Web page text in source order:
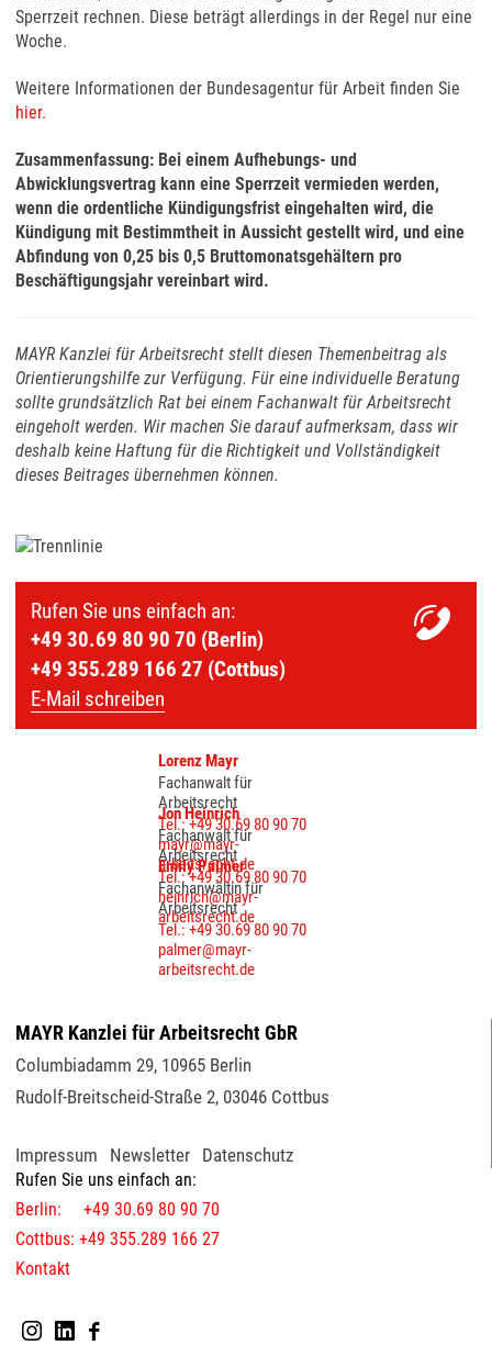
Sperrzeit rechnen. Diese beträgt allerdings in der Regel nur eine
Woche.
Weitere Informationen der Bundesagentur für Arbeit finden Sie
hier.
Zusammenfassung: Bei einem Aufhebungs- und
Abwicklungsvertrag kann eine Sperrzeit vermieden werden,
wenn die ordentliche Kündigungsfrist eingehalten wird, die
Kündigung mit Bestimmtheit in Aussicht gestellt wird, und eine
Abfindung von 0,25 bis 0,5 Bruttomonatsgehältern pro
Beschäftigungsjahr vereinbart wird.
MAYR Kanzlei für Arbeitsrecht stellt diesen Themenbeitrag als
Orientierungshilfe zur Verfügung. Für eine individuelle Beratung
sollte grundsätzlich Rat bei einem Fachanwalt für Arbeitsrecht
eingeholt werden. Wir machen Sie darauf aufmerksam, dass wir
deshalb keine Haftung für die Richtigkeit und Vollständigkeit
dieses Beitrages übernehmen können.
Rufen Sie uns einfach an:
+49 30.69 80 90 70 (Berlin)
+49 355.289 166 27 (Cottbus)
E-Mail schreiben
Lorenz Mayr
Fachanwalt für
Arbeitsrecht
Tel.: +49 30.69 80 90 70
mayr@mayr-
arbeitsrecht.de
Jon Heinrich
Fachanwalt für
Arbeitsrecht
Tel.: +49 30.69 80 90 70
heinrich@mayr-
arbeitsrecht.de
Emily Palmer
Fachanwältin für
Arbeitsrecht
Tel.: +49 30.69 80 90 70
palmer@mayr-
arbeitsrecht.de
MAYR Kanzlei für Arbeitsrecht GbR
Columbiadamm 29, 10965 Berlin
Rudolf-Breitscheid-Straße 2, 03046 Cottbus
Impressum Newsletter Datenschutz
Rufen Sie uns einfach an:
Berlin: +49 30.69 80 90 70
Cottbus: +49 355.289 166 27
Kontakt